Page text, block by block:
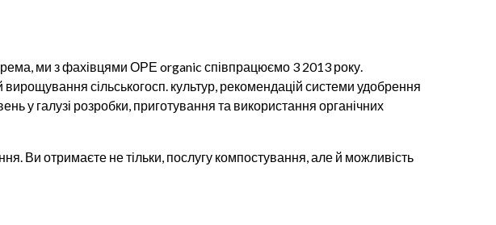
ми з фахівцями ОРЕ organic співпрацюємо 3 2013 року.
сільськогосп. культур, рекомендацій системи удобрення
у галузі розробки, приготування та використання органічних
Ви отримаєте не тільки, послугу компостування, але й можливість